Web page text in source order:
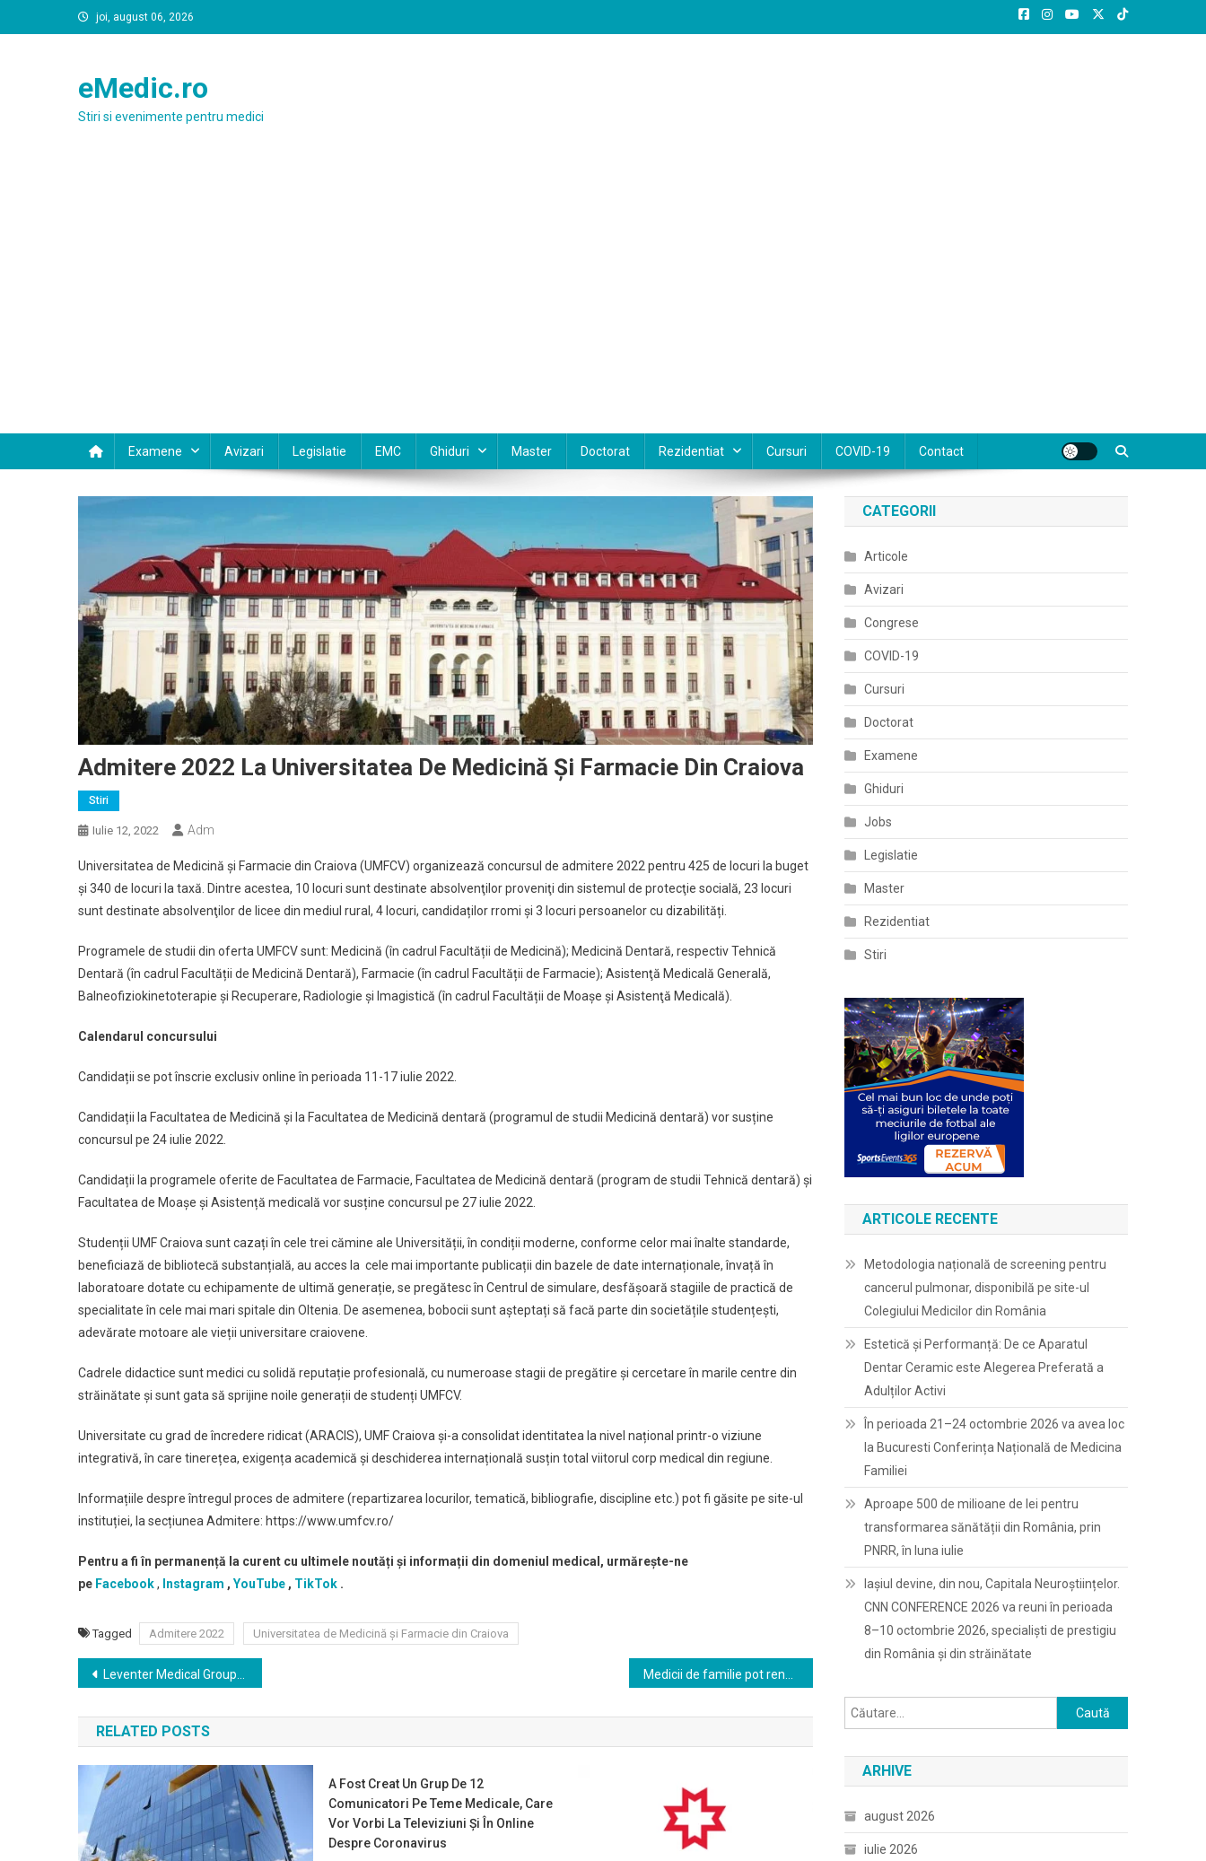
to
joi, august 06, 2026
eMedic.ro
Stiri si evenimente pentru medici
Examene Avizari Legislatie EMC Ghiduri Master Doctorat Rezidentiat Cursuri COVID-19 Contact
Admitere 2022 La Universitatea De Medicină Și Farmacie Din Craiova
Stiri
Iulie 12, 2022 Adm
Universitatea de Medicină și Farmacie din Craiova (UMFCV) organizează concursul de admitere 2022 pentru 425 de locuri la buget
și 340 de locuri la taxă. Dintre acestea, 10 locuri sunt destinate absolvenţilor proveniţi din sistemul de protecţie socială, 23 locuri
sunt destinate absolvenţilor de licee din mediul rural, 4 locuri, candidaților rromi și 3 locuri persoanelor cu dizabilități.
Programele de studii din oferta UMFCV sunt: Medicină (în cadrul Facultății de Medicină); Medicină Dentară, respectiv Tehnică
Dentară (în cadrul Facultății de Medicină Dentară), Farmacie (în cadrul Facultății de Farmacie); Asistenţă Medicală Generală,
Balneofiziokinetoterapie şi Recuperare, Radiologie şi Imagistică (în cadrul Facultății de Moaşe şi Asistenţă Medicală).
Calendarul concursului
Candidații se pot înscrie exclusiv online în perioada 11-17 iulie 2022.
Candidații la Facultatea de Medicină și la Facultatea de Medicină dentară (programul de studii Medicină dentară) vor susține
concursul pe 24 iulie 2022.
Candidații la programele oferite de Facultatea de Farmacie, Facultatea de Medicină dentară (program de studii Tehnică dentară) și
Facultatea de Moașe și Asistență medicală vor susține concursul pe 27 iulie 2022.
Studenții UMF Craiova sunt cazați în cele trei cămine ale Universității, în condiții moderne, conforme celor mai înalte standarde,
beneficiază de bibliotecă substanțială, au acces la cele mai importante publicații din bazele de date internaționale, învață în
laboratoare dotate cu echipamente de ultimă generație, se pregătesc în Centrul de simulare, desfășoară stagiile de practică de
specialitate în cele mai mari spitale din Oltenia. De asemenea, bobocii sunt așteptați să facă parte din societățile studențești,
adevărate motoare ale vieții universitare craiovene.
Cadrele didactice sunt medici cu solidă reputație profesională, cu numeroase stagii de pregătire și cercetare în marile centre din
străinătate și sunt gata să sprijine noile generații de studenți UMFCV.
Universitate cu grad de încredere ridicat (ARACIS), UMF Craiova și-a consolidat identitatea la nivel național printr-o viziune
integrativă, în care tinerețea, exigența academică și deschiderea internațională susțin total viitorul corp medical din regiune.
Informațiile despre întregul proces de admitere (repartizarea locurilor, tematică, bibliografie, discipline etc.) pot fi găsite pe site-ul
instituției, la secțiunea Admitere: https://www.umfcv.ro/
Pentru a fi în permanență la curent cu ultimele noutăți și informații din domeniul medical, urmărește-ne
pe Facebook, Instagram , YouTube , TikTok .
Tagged Admitere 2022 Universitatea de Medicină și Farmacie din Craiova
Navigare
în
articole
Leventer Medical Group dezvoltă primul spital privat de dermatologie și chirurgie oncologică din România
RELATED POSTS
A Fost Creat Un Grup De 12
Comunicatori Pe Teme Medicale, Care
Vor Vorbi La Televiziuni Şi În Online
Despre Coronavirus
CATEGORII
Articole
Avizari
Congrese
COVID-19
Cursuri
Doctorat
Examene
Ghiduri
Jobs
Legislatie
Master
Rezidentiat
Stiri
ARTICOLE RECENTE
Metodologia națională de screening pentru
cancerul pulmonar, disponibilă pe site-ul
Colegiului Medicilor din România
Estetică și Performanță: De ce Aparatul
Dentar Ceramic este Alegerea Preferată a
Adulților Activi
În perioada 21–24 octombrie 2026 va avea loc
la Bucuresti Conferința Națională de Medicina
Familiei
Aproape 500 de milioane de lei pentru
transformarea sănătății din România, prin
PNRR, în luna iulie
Iașiul devine, din nou, Capitala Neuroștiințelor.
CNN CONFERENCE 2026 va reuni în perioada
8–10 octombrie 2026, specialiști de prestigiu
din România și din străinătate
Caută
după:
ARHIVE
august 2026
iulie 2026